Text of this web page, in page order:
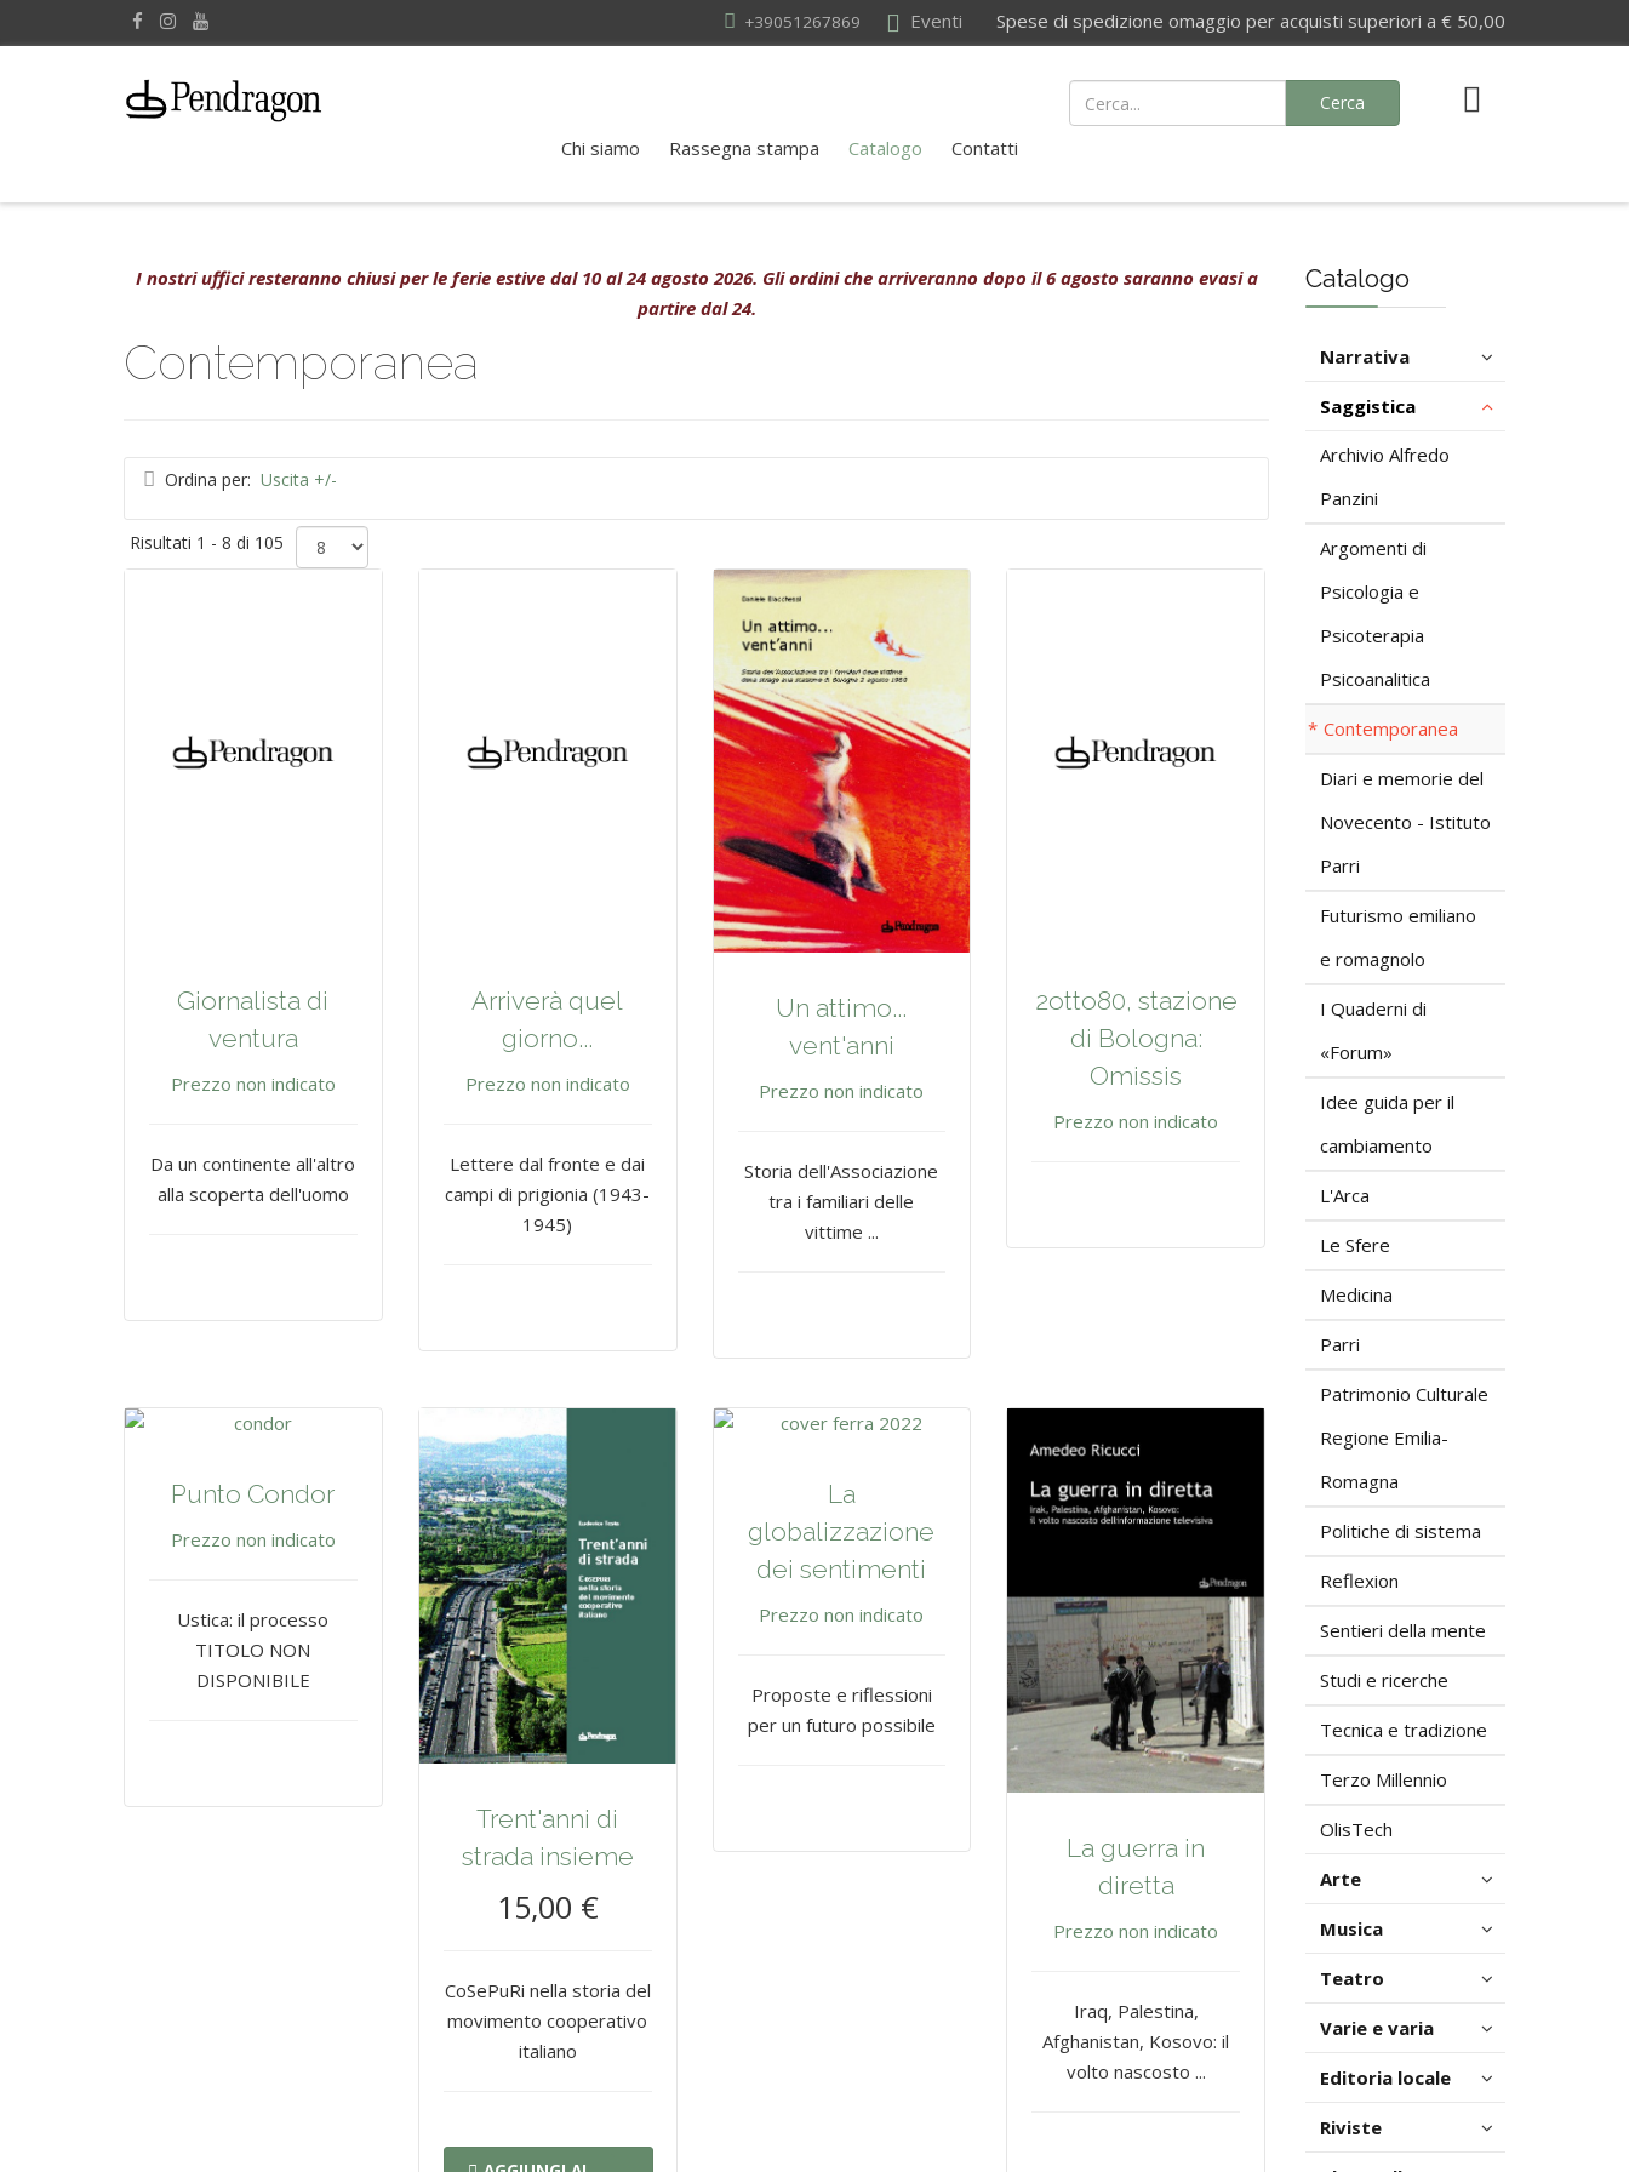
Eventi Spese di spedizione omaggio per acquisti superiori a € 50,00
+39051267869
Chi siamo Rassegna stampa Catalogo Contatti
Cerca
I nostri uffici resteranno chiusi per le ferie estive dal 10 al 24 agosto 2026. Gli ordini che arriveranno dopo il 6 agosto saranno evasi a
partire dal 24.
Contemporanea
Ordina per: Uscita +/-
Risultati 1 - 8 di 105
Giornalista di
ventura
Prezzo non indicato
Da un continente all'altro
alla scoperta dell'uomo
Arriverà quel
giorno...
Prezzo non indicato
Lettere dal fronte e dai
campi di prigionia (1943-
1945)
Un attimo...
vent'anni
Prezzo non indicato
Storia dell'Associazione
tra i familiari delle
vittime ...
2otto80, stazione
di Bologna:
Omissis
Prezzo non indicato
Punto Condor
Prezzo non indicato
Ustica: il processo
TITOLO NON
DISPONIBILE
Trent'anni di
strada insieme
15,00 €
CoSePuRi nella storia del
movimento cooperativo
italiano
La
globalizzazione
dei sentimenti
Prezzo non indicato
Proposte e riflessioni
per un futuro possibile
La guerra in
diretta
Prezzo non indicato
Iraq, Palestina,
Afghanistan, Kosovo: il
volto nascosto ...
Catalogo
Narrativa
Saggistica
Archivio Alfredo
Panzini
Argomenti di
Psicologia e
Psicoterapia
Psicoanalitica
Contemporanea
Diari e memorie del
Novecento - Istituto
Parri
Futurismo emiliano
e romagnolo
I Quaderni di
«Forum»
Idee guida per il
cambiamento
L'Arca
Le Sfere
Medicina
Parri
Patrimonio Culturale
Regione Emilia-
Romagna
Politiche di sistema
Reflexion
Sentieri della mente
Studi e ricerche
Tecnica e tradizione
Terzo Millennio
OlisTech
Arte
Musica
Teatro
Varie e varia
Editoria locale
Riviste